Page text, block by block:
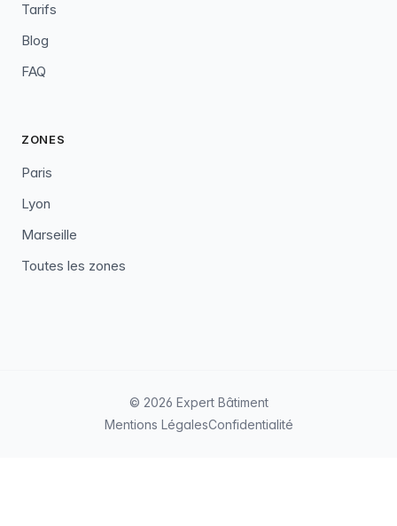
Tarifs
Blog
FAQ
ZONES
Paris
Lyon
Marseille
Toutes les zones
© 2026 Expert Bâtiment
Mentions LégalesConfidentialité